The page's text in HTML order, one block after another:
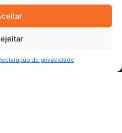
de privacidade
das 13h às 18h